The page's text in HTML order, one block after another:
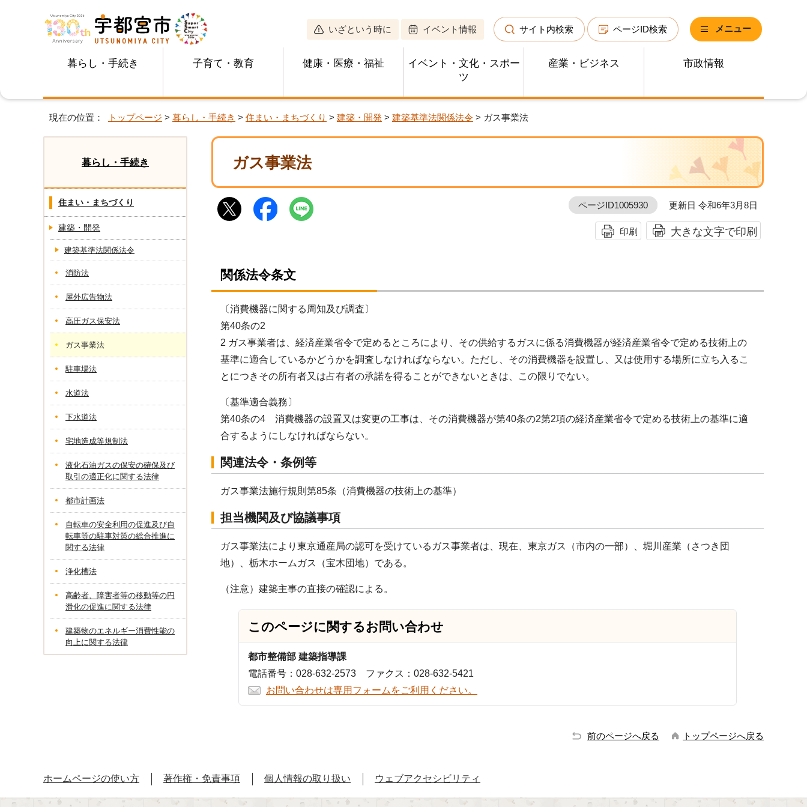
いざという時に イベント情報 サイト内検索 ページID検索 メニュー
暮らし・手続き 子育て・教育 健康・医療・福祉
イベント・文化・スポー
ツ
産業・ビジネス 市政情報
現在の位置： トップページ > 暮らし・手続き > 住まい・まちづくり > 建築・開発 > 建築基準法関係法令 > ガス事業法
ガス事業法
ページID1005930 更新日 令和6年3月8日
印刷 大きな文字で印刷
関係法令条文
〔消費機器に関する周知及び調査〕
第40条の2
2 ガス事業者は、経済産業省令で定めるところにより、その供給するガスに係る消費機器が経済産業省令で定める技術上の
基準に適合しているかどうかを調査しなければならない。ただし、その消費機器を設置し、又は使用する場所に立ち入るこ
とにつきその所有者又は占有者の承諾を得ることができないときは、この限りでない。
〔基準適合義務〕
第40条の4 消費機器の設置又は変更の工事は、その消費機器が第40条の2第2項の経済産業省令で定める技術上の基準に適
合するようにしなければならない。
関連法令・条例等
ガス事業法施行規則第85条（消費機器の技術上の基準）
担当機関及び協議事項
ガス事業法により東京通産局の認可を受けているガス事業者は、現在、東京ガス（市内の一部）、堀川産業（さつき団
地）、栃木ホームガス（宝木団地）である。
（注意）建築主事の直接の確認による。
このページに関するお問い合わせ
都市整備部 建築指導課
電話番号：028-632-2573 ファクス：028-632-5421
お問い合わせは専用フォームをご利用ください。
暮らし・手続き
住まい・まちづくり
建築・開発
建築基準法関係法令
消防法
屋外広告物法
高圧ガス保安法
ガス事業法
駐車場法
水道法
下水道法
宅地造成等規制法
液化石油ガスの保安の確保及び
取引の適正化に関する法律
都市計画法
自転車の安全利用の促進及び自
転車等の駐車対策の総合推進に
関する法律
浄化槽法
高齢者、障害者等の移動等の円
滑化の促進に関する法律
建築物のエネルギー消費性能の
向上に関する法律
前のページへ戻る トップページへ戻る
ホームページの使い方 著作権・免責事項 個人情報の取り扱い ウェブアクセシビリティ